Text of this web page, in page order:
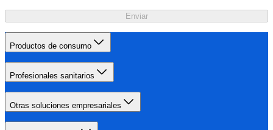
Enviar
Productos de consumo
Profesionales sanitarios
Otras soluciones empresariales